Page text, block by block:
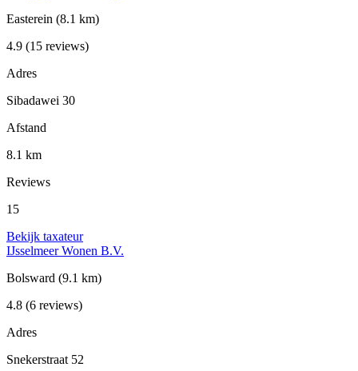
Easterein (8.1 km)
4.9 (15 reviews)
Adres
Sibadawei 30
Afstand
8.1 km
Reviews
15
Bekijk taxateur
IJsselmeer Wonen B.V.
Bolsward (9.1 km)
4.8 (6 reviews)
Adres
Snekerstraat 52